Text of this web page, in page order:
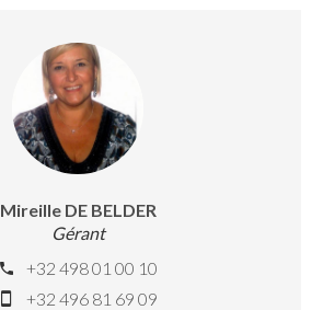
Mireille DE BELDER
Gérant
+32 498 01 00 10
+32 496 81 69 09